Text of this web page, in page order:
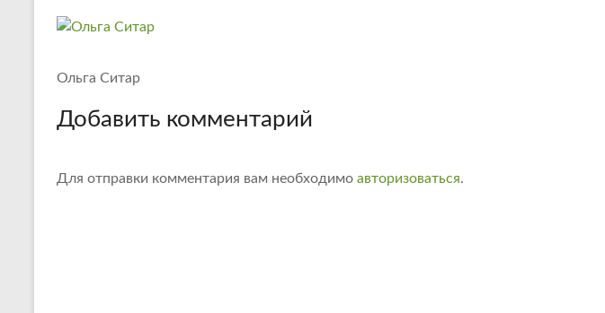
Ольга Ситар
Добавить комментарий
Для отправки комментария вам необходимо авторизоваться.